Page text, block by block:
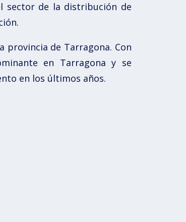
sector de la distribución de
provincia de Tarragona. Con
en Tarragona y se
en los últimos años.